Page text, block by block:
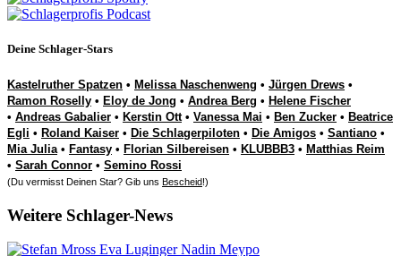
Deine Schlager-Stars
Kastelruther Spatzen • Melissa Naschenweng • Jürgen Drews •
Ramon Roselly • Eloy de Jong • Andrea Berg • Helene Fischer
• Andreas Gabalier • Kerstin Ott• Vanessa Mai • Ben Zucker • Beatrice
Egli • Roland Kaiser • Die Schlagerpiloten • Die Amigos • Santiano •
Mia Julia• Fantasy • Florian Silbereisen • KLUBBB3 • Matthias Reim
• Sarah Connor • Semino Rossi
(Du vermisst Deinen Star? Gib uns Bescheid!)
Weitere Schlager-News